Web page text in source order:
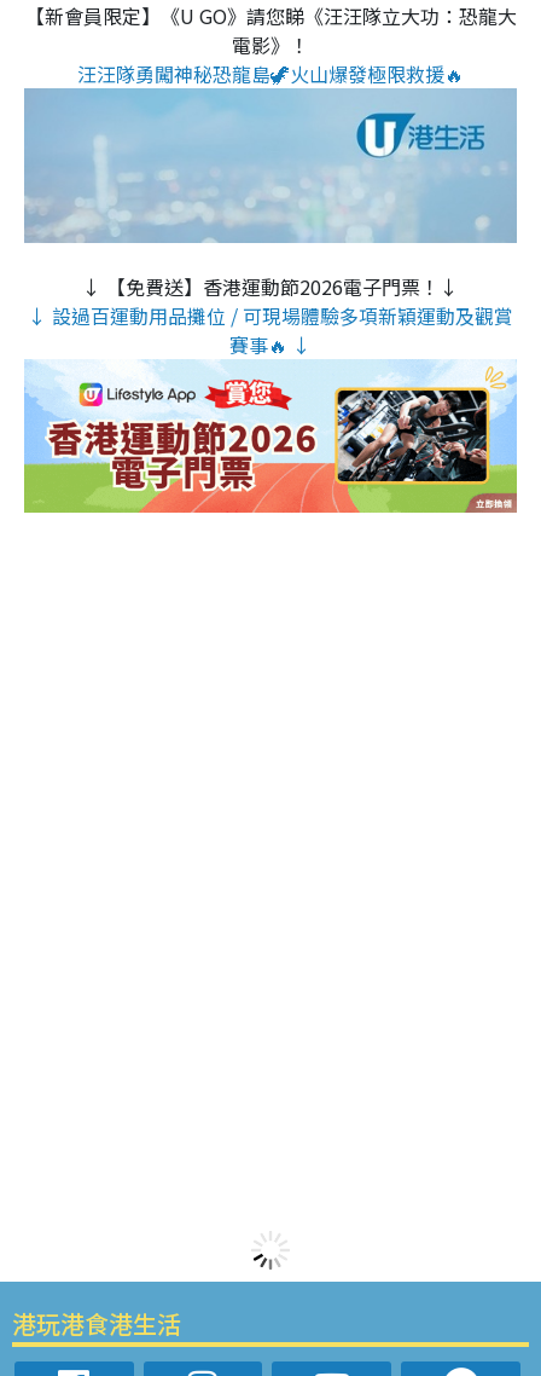
【新會員限定】《U GO》請您睇《汪汪隊立大功：恐龍大
電影》！
汪汪隊勇闖神秘恐龍島🦖火山爆發極限救援🔥
↓ 【免費送】香港運動節2026電子門票！↓
↓ 設過百運動用品攤位 / 可現場體驗多項新穎運動及觀賞
賽事🔥 ↓
港玩港食港生活